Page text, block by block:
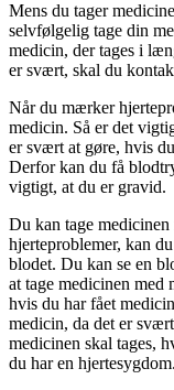
Mens du tager
selvfølgelig tage din
medicin, der tages i
er svært, skal du
Når du mærker
medicin. Så er det
er svært at gøre, hvis
Derfor kan du få
vigtigt, at du er gravid.
Du kan tage
hjerteproblemer, kan
blodet. Du kan se en
at tage medicinen med
hvis du har fået
medicin, da det er
medicinen skal tages,
du har en hjertesygdom.